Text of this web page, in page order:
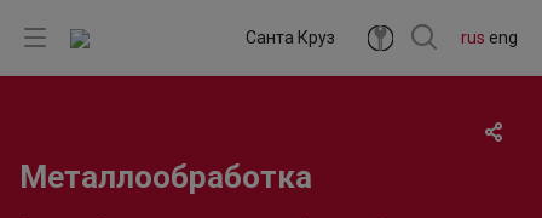
rus eng
Санта Круз
Металлообработка